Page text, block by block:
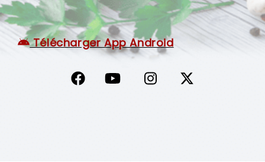
C.G.V
Télécharger App Android